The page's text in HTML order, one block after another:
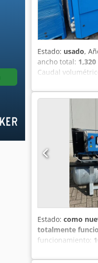
Estado: usado,
ancho total:
Caudal
motor: 75 + 2,2
Estado: como
totalmente
funcionamiento:
secador en